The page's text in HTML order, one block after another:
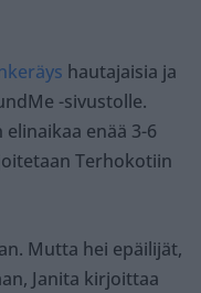
hautajaisia ja
-sivustolle.
enää 3-6
Terhokotiin
Mutta hei epäilijät,
Janita kirjoittaa